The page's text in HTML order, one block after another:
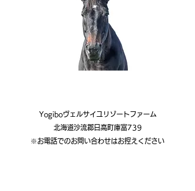
Yogiboヴェルサイユリゾートファーム
北海道沙流郡日高町庫富739
※お電話でのお問い合わせはお控えください